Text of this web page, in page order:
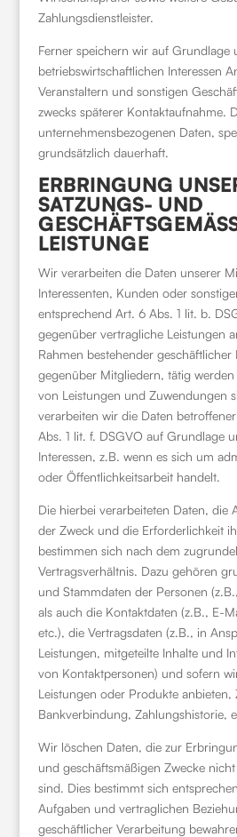
Zahlungsdienstleister.
Ferner speichern wir auf Grundlage
betriebswirtschaftlichen Interessen
Veranstaltern und sonstigen
zwecks späterer Kontaktaufnahme.
unternehmensbezogenen Daten,
grundsätzlich dauerhaft.
ERBRINGUNG
SATZUNGS- UND
LEISTUNGE
Wir verarbeiten die Daten unserer
Interessenten, Kunden oder
entsprechend Art. 6 Abs. 1 lit. b.
gegenüber vertragliche Leistungen
Rahmen bestehender geschäftlicher
gegenüber Mitgliedern, tätig
von Leistungen und Zuwendungen
verarbeiten wir die Daten
Abs. 1 lit. f. DSGVO auf Grundlage
Interessen, z.B. wenn es sich um
oder Öffentlichkeitsarbeit handelt.
Die hierbei verarbeiteten Daten, die
der Zweck und die Erforderlichkeit
bestimmen sich nach dem
Vertragsverhältnis. Dazu gehören
und Stammdaten der Personen
als auch die Kontaktdaten (z.B., E-
etc.), die Vertragsdaten (z.B., in
Leistungen, mitgeteilte Inhalte und
von Kontaktpersonen) und sofern
Leistungen oder Produkte anbieten,
Bankverbindung, Zahlungshistorie,
Wir löschen Daten, die zur
und geschäftsmäßigen Zwecke
sind. Dies bestimmt sich
Aufgaben und vertraglichen
geschäftlicher Verarbeitung